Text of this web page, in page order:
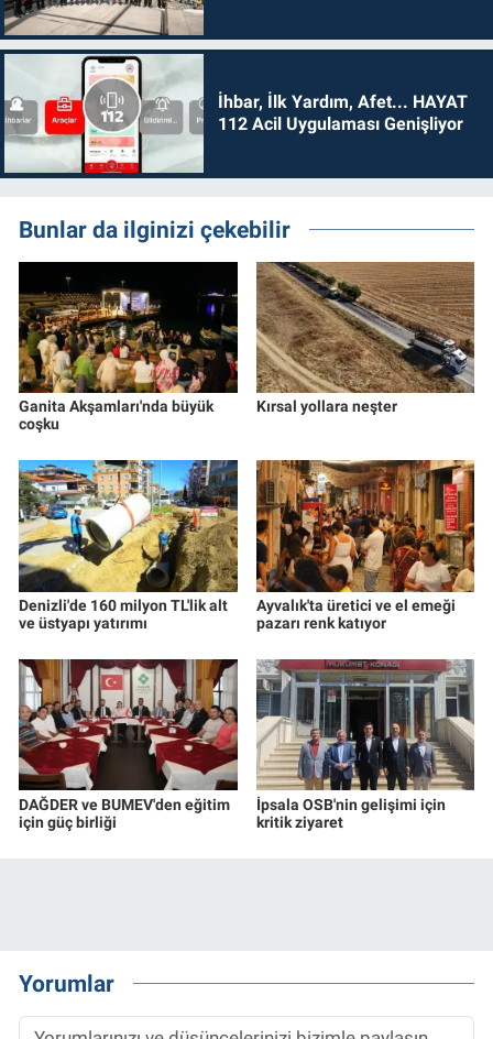
İhbar, İlk Yardım, Afet... HAYAT
112 Acil Uygulaması Genişliyor
Bunlar da ilginizi çekebilir
Ganita Akşamları'nda büyük
coşku
Kırsal yollara neşter
Denizli'de 160 milyon TL'lik alt
ve üstyapı yatırımı
Ayvalık'ta üretici ve el emeği
pazarı renk katıyor
DAĞDER ve BUMEV'den eğitim
için güç birliği
İpsala OSB'nin gelişimi için
kritik ziyaret
Yorumlar